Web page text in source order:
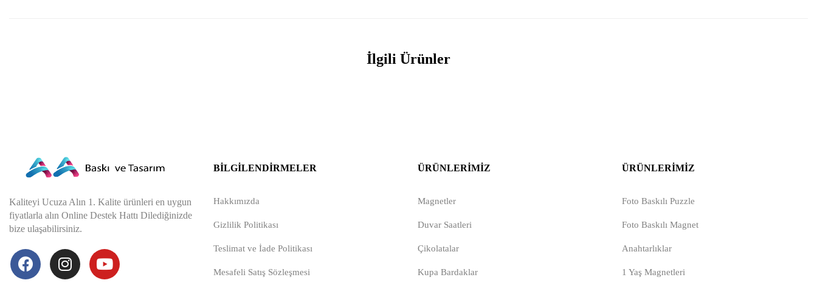
İlgili Ürünler
Kaliteyi Ucuza Alın 1. Kalite ürünleri en uygun
fiyatlarla alın Online Destek Hattı Dilediğinizde
bize ulaşabilirsiniz.
BILGILENDIRMELER
Hakkımızda
Gizlilik Politikası
Teslimat ve İade Politikası
Mesafeli Satış Sözleşmesi
ÜRÜNLERIMIZ
Magnetler
Duvar Saatleri
Çikolatalar
Kupa Bardaklar
ÜRÜNLERIMIZ
Foto Baskılı Puzzle
Foto Baskılı Magnet
Anahtarlıklar
1 Yaş Magnetleri